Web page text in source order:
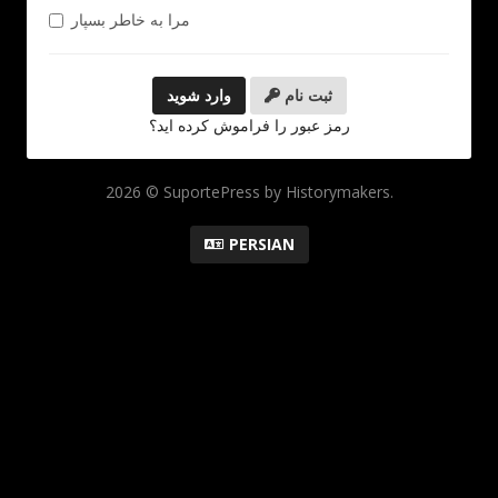
مرا به خاطر بسپار
ثبت نام
رمز عبور را فراموش کرده اید؟
2026 © SuportePress by Historymakers.
PERSIAN